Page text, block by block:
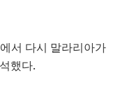
서 다시 말라리아가
했다.